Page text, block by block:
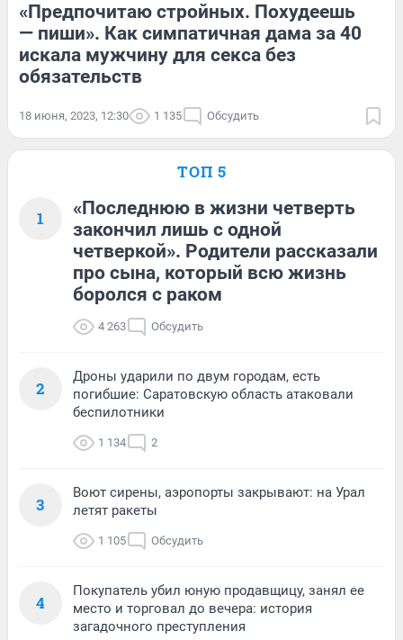
«Предпочитаю стройных. Похудеешь
— пиши». Как симпатичная дама за 40
искала мужчину для секса без
обязательств
18 июня, 2023, 12:30 1 135 Обсудить
ТОП 5
1
«Последнюю в жизни четверть
закончил лишь с одной
четверкой». Родители рассказали
про сына, который всю жизнь
боролся с раком
4 263 Обсудить
2
Дроны ударили по двум городам, есть
погибшие: Саратовскую область атаковали
беспилотники
1 134 2
3
Воют сирены, аэропорты закрывают: на Урал
летят ракеты
1 105 Обсудить
4
Покупатель убил юную продавщицу, занял ее
место и торговал до вечера: история
загадочного преступления